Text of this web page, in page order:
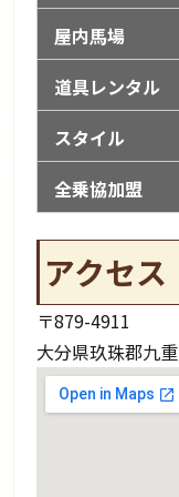
屋内馬場
道具レンタル
スタイル
全乗協加盟
アクセス
〒879-4911
大分県玖珠郡九